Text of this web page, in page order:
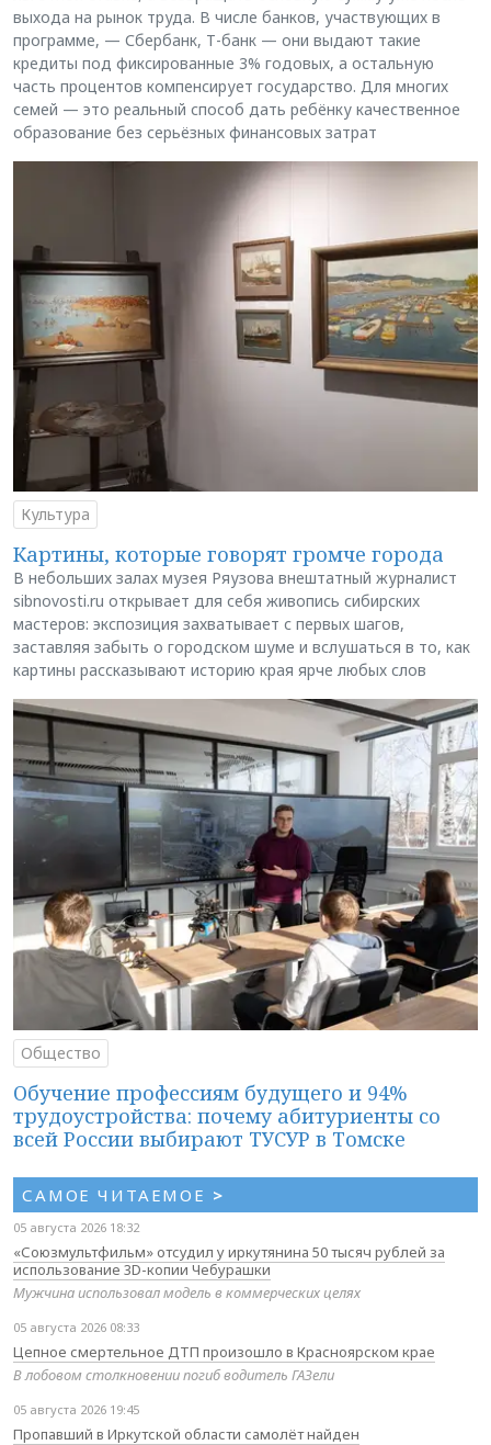
выхода на рынок труда. В числе банков, участвующих в
программе, — Сбербанк, Т-банк — они выдают такие
кредиты под фиксированные 3% годовых, а остальную
часть процентов компенсирует государство. Для многих
семей — это реальный способ дать ребёнку качественное
образование без серьёзных финансовых затрат
Культура
Картины, которые говорят громче города
В небольших залах музея Ряузова внештатный журналист
sibnovosti.ru открывает для себя живопись сибирских
мастеров: экспозиция захватывает с первых шагов,
заставляя забыть о городском шуме и вслушаться в то, как
картины рассказывают историю края ярче любых слов
Общество
Обучение профессиям будущего и 94%
трудоустройства: почему абитуриенты со
всей России выбирают ТУСУР в Томске
САМОЕ ЧИТАЕМОЕ >
05 августа 2026 18:32
«Союзмультфильм» отсудил у иркутянина 50 тысяч рублей за
использование 3D-копии Чебурашки
Мужчина использовал модель в коммерческих целях
05 августа 2026 08:33
Цепное смертельное ДТП произошло в Красноярском крае
В лобовом столкновении погиб водитель ГАЗели
05 августа 2026 19:45
Пропавший в Иркутской области самолёт найден